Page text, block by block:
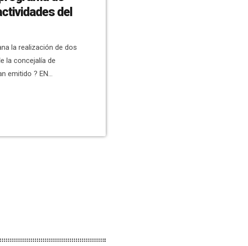
la realización de dos
la concejalía de
emitido ? EN
Ajuntament